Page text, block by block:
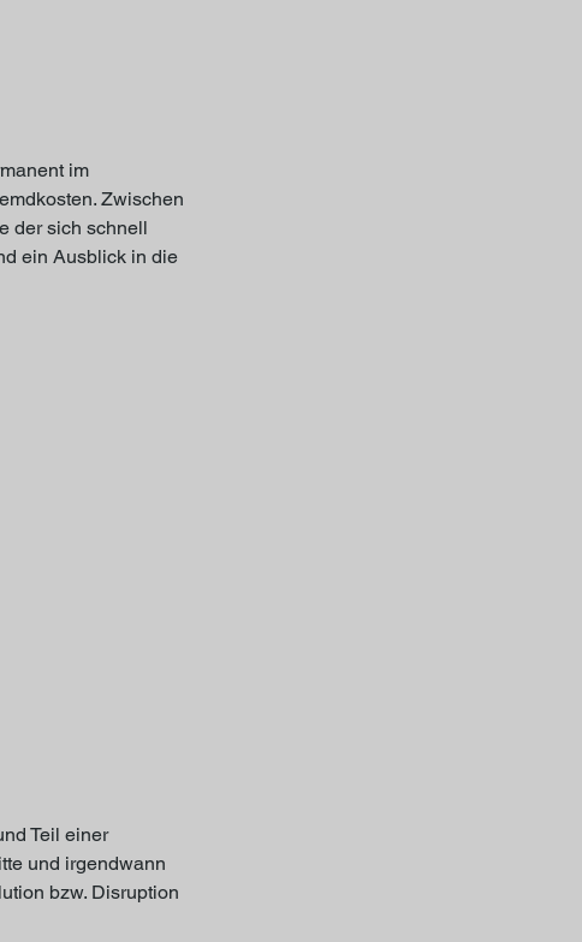
im
Zwischen
der sich schnell
ein Ausblick in die
Teil einer
und irgendwann
bzw. Disruption